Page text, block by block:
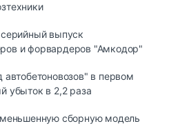
выпуск
и форвардеров "Амкодор"
автобетоновозов" в первом
убыток в 2,2 раза
сборную модель